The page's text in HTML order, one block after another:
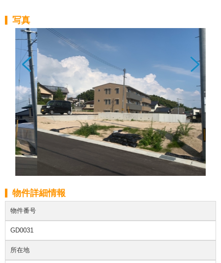
写真
物件詳細情報
物件番号
GD0031
所在地